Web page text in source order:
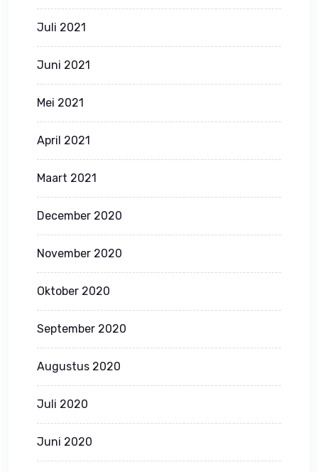
Juli 2021
Juni 2021
Mei 2021
April 2021
Maart 2021
December 2020
November 2020
Oktober 2020
September 2020
Augustus 2020
Juli 2020
Juni 2020